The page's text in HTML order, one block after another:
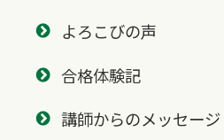
よろこびの声
合格体験記
講師からのメッセージ